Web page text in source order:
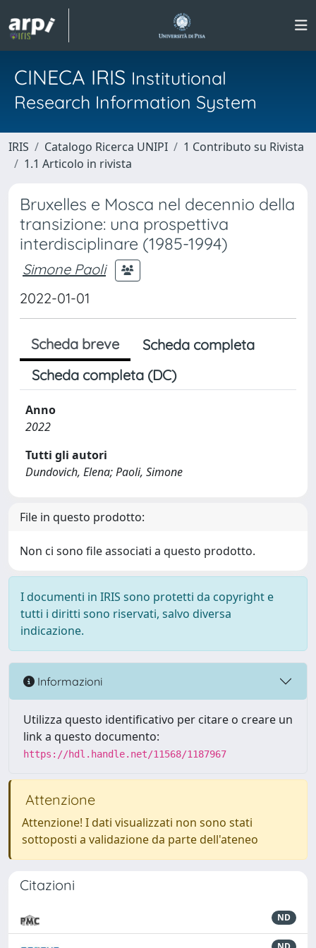
CINECA IRIS Institutional
Research Information System
IRIS Catalogo Ricerca UNIPI
1 Contributo su Rivista
1.1 Articolo in rivista
Bruxelles e Mosca nel decennio della
transizione: una prospettiva
interdisciplinare (1985-1994)
Simone Paoli
2022-01-01
Scheda breve
Scheda completa
Scheda completa (DC)
Anno
2022
Tutti gli autori
Dundovich, Elena; Paoli, Simone
File in questo prodotto:
Non ci sono file associati a questo prodotto.
I documenti in IRIS sono protetti da copyright e
tutti i diritti sono riservati, salvo diversa
indicazione.
Informazioni
Utilizza questo identificativo per citare o creare un
link a questo documento:
https://hdl.handle.net/11568/1187967
Attenzione
Attenzione! I dati visualizzati non sono stati
sottoposti a validazione da parte dell'ateneo
Citazioni
ND